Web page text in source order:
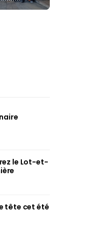
le Lot-et-
tête cet été